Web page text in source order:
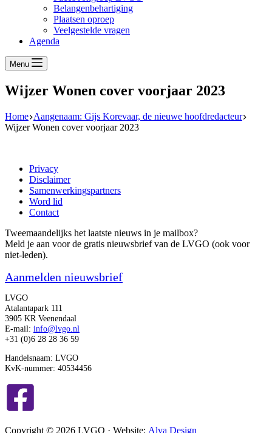
Belangenbehartiging
Plaatsen oproep
Veelgestelde vragen
Agenda
Menu
Wijzer Wonen cover voorjaar 2023
Home Aangenaam: Gijs Korevaar, de nieuwe hoofdredacteur
Wijzer Wonen cover voorjaar 2023
Privacy
Disclaimer
Samenwerkingspartners
Word lid
Contact
Tweemaandelijks het laatste nieuws in je mailbox?
Meld je aan voor de gratis nieuwsbrief van de LVGO (ook voor
niet-leden).
Aanmelden nieuwsbrief
LVGO
Atalantapark 111
3905 KR Veenendaal
E-mail: info@lvgo.nl
+31 (0)6 28 28 36 59
Handelsnaam: LVGO
KvK-nummer: 40534456
Copyright © 2026 LVGO · Website: Alva Design